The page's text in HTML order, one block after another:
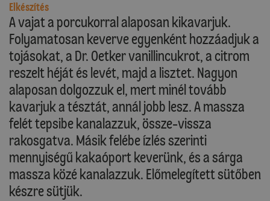
Elkészítés
A vajat a porcukorral alaposan kikavarjuk.
Folyamatosan keverve egyenként hozzáadjuk a
tojásokat, a Dr. Oetker vanillincukrot, a citrom
reszelt héját és levét, majd a lisztet. Nagyon
alaposan dolgozzuk el, mert minél tovább
kavarjuk a tésztát, annál jobb lesz. A massza
felét tepsibe kanalazzuk, össze-vissza
rakosgatva. Másik felébe ízlés szerinti
mennyiségű kakaóport keverünk, és a sárga
massza közé kanalazzuk. Előmelegített sütőben
készre sütjük.